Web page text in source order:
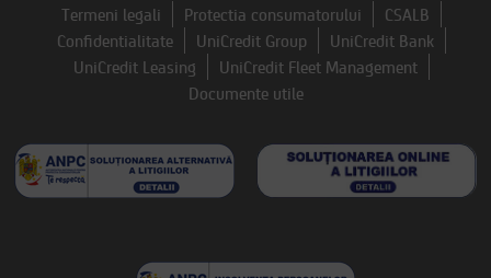
Termeni legali Protectia consumatorului
CSALB
Confidentialitate
UniCredit Group
UniCredit Bank
UniCredit Leasing
UniCredit Fleet Management
Documente utile